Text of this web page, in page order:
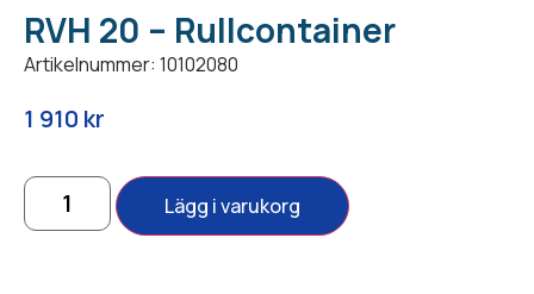
RVH 20 – Rullcontainer
Artikelnummer: 10102080
1 910 kr
Lägg i varukorg